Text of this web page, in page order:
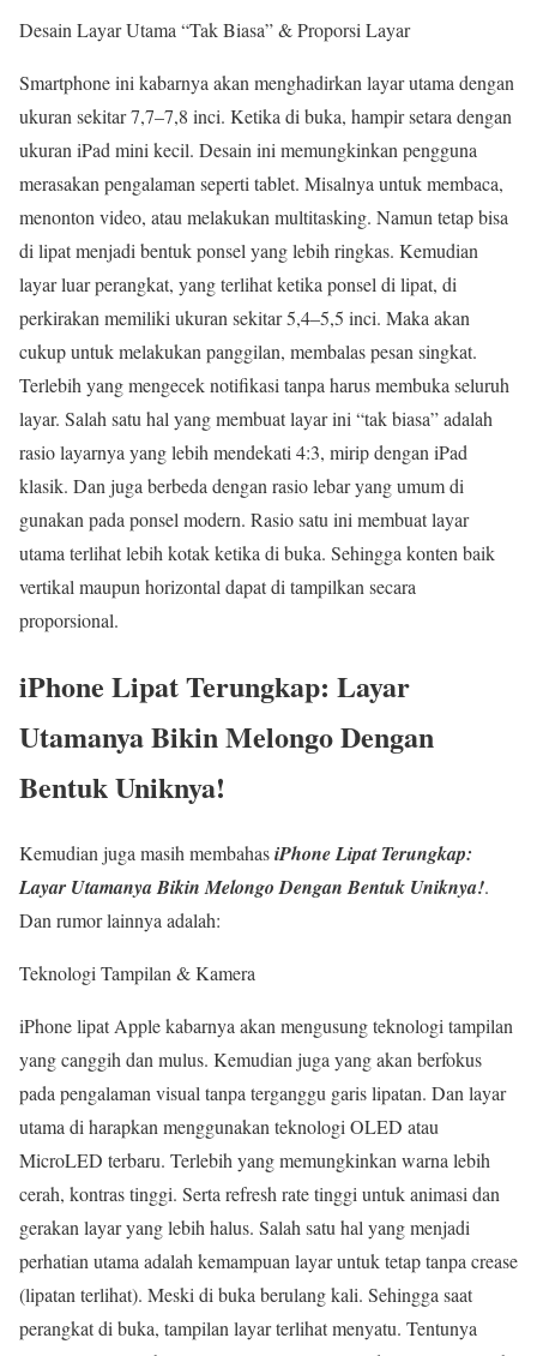
Desain Layar Utama “Tak Biasa” & Proporsi Layar
Smartphone ini kabarnya akan menghadirkan layar utama dengan
ukuran sekitar 7,7–7,8 inci. Ketika di buka, hampir setara dengan
ukuran iPad mini kecil. Desain ini memungkinkan pengguna
merasakan pengalaman seperti tablet. Misalnya untuk membaca,
menonton video, atau melakukan multitasking. Namun tetap bisa
di lipat menjadi bentuk ponsel yang lebih ringkas. Kemudian
layar luar perangkat, yang terlihat ketika ponsel di lipat, di
perkirakan memiliki ukuran sekitar 5,4–5,5 inci. Maka akan
cukup untuk melakukan panggilan, membalas pesan singkat.
Terlebih yang mengecek notifikasi tanpa harus membuka seluruh
layar. Salah satu hal yang membuat layar ini “tak biasa” adalah
rasio layarnya yang lebih mendekati 4:3, mirip dengan iPad
klasik. Dan juga berbeda dengan rasio lebar yang umum di
gunakan pada ponsel modern. Rasio satu ini membuat layar
utama terlihat lebih kotak ketika di buka. Sehingga konten baik
vertikal maupun horizontal dapat di tampilkan secara
proporsional.
iPhone Lipat Terungkap: Layar
Utamanya Bikin Melongo Dengan
Bentuk Uniknya!
Kemudian juga masih membahasiPhone Lipat Terungkap:
Layar Utamanya Bikin Melongo Dengan Bentuk Uniknya!.
Dan rumor lainnya adalah:
Teknologi Tampilan & Kamera
iPhone lipat Apple kabarnya akan mengusung teknologi tampilan
yang canggih dan mulus. Kemudian juga yang akan berfokus
pada pengalaman visual tanpa terganggu garis lipatan. Dan layar
utama di harapkan menggunakan teknologi OLED atau
MicroLED terbaru. Terlebih yang memungkinkan warna lebih
cerah, kontras tinggi. Serta refresh rate tinggi untuk animasi dan
gerakan layar yang lebih halus. Salah satu hal yang menjadi
perhatian utama adalah kemampuan layar untuk tetap tanpa crease
(lipatan terlihat). Meski di buka berulang kali. Sehingga saat
perangkat di buka, tampilan layar terlihat menyatu. Tentunya